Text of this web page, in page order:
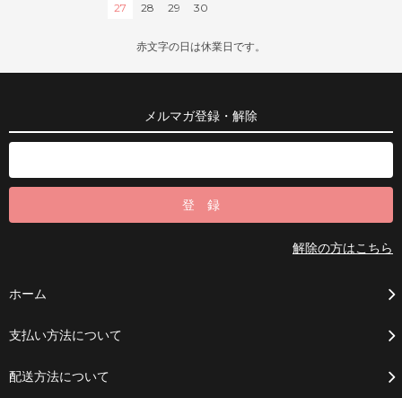
27
28 29 30
赤文字の日は休業日です。
メルマガ登録・解除
解除の方はこちら
ホーム
支払い方法について
配送方法について